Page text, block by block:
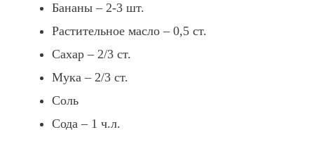
Бананы – 2-3 шт.
Растительное масло – 0,5 ст.
Сахар – 2/3 ст.
Мука – 2/3 ст.
Соль
Сода – 1 ч.л.